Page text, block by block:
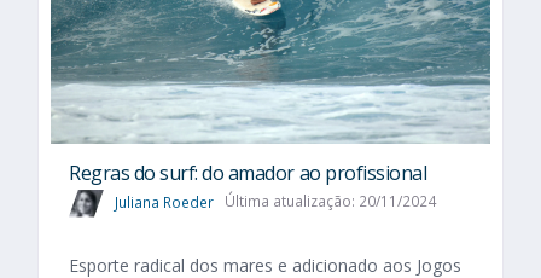
Regras do surf: do amador ao profissional
Juliana Roeder Última atualização: 20/11/2024
Esporte radical dos mares e adicionado aos Jogos